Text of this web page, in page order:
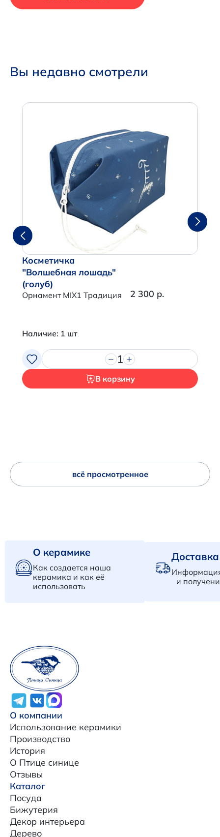
Вы недавно смотрели
Косметичка
"Волшебная лошадь"
(голуб)
Орнамент MIX1 Традиция 2 300 р.
Наличие: 1 шт
1
В корзину
всё просмотренное
О керамике
Как создается наша
керамика и как её
использовать
и
О компании
Использование керамики
Производство
История
О Птице синице
Отзывы
Каталог
Посуда
Бижутерия
Декор интерьера
Дерево